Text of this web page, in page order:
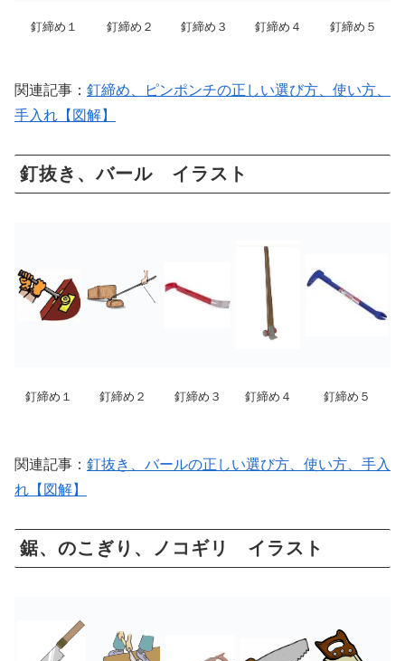
釘締め１ 釘締め２ 釘締め３ 釘締め４ 釘締め５
関連記事： 釘締め、ピンポンチの正しい選び方、使い方、
手入れ【図解】
釘抜き、バール イラスト
釘締め１ 釘締め２ 釘締め３ 釘締め４ 釘締め５
関連記事： 釘抜き、バールの正しい選び方、使い方、手入
れ【図解】
鋸、のこぎり、ノコギリ イラスト